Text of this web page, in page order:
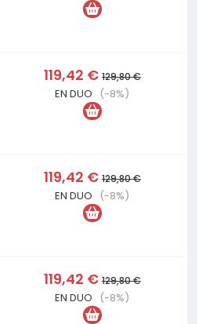
119,42 € 129,80 €
EN DUO (-8%)
119,42 € 129,80 €
EN DUO (-8%)
119,42 € 129,80 €
EN DUO (-8%)